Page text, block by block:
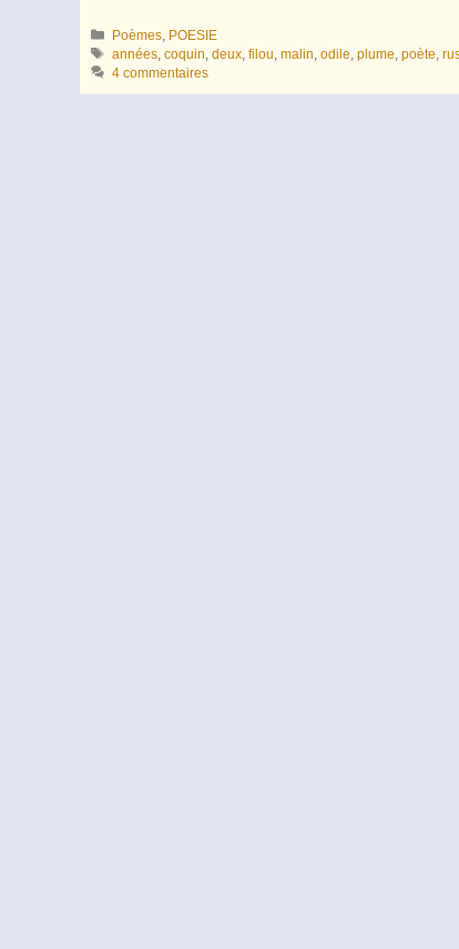
Catégories
Poèmes POESIE
Étiquettes
années ,coquin ,deux ,filou ,malin ,odile ,plume ,poète ,
4 commentaires